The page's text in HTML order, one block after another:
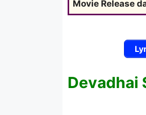
Movie Release
Devadhai